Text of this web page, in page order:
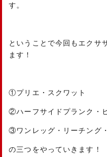
す。
ということで今回もエクサ
ます！
①プリエ・スクワット
②ハーフサイドプランク・
③ワンレッグ・リーチング
の三つをやっていきます！